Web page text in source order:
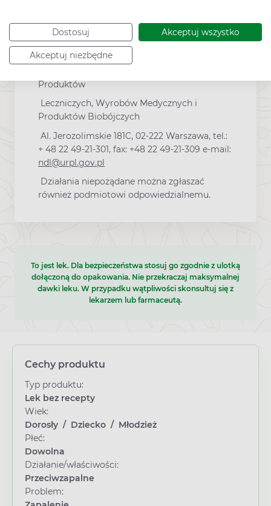
Dostosuj Akceptuj wszystko
Akceptuj niezbędne
podejrzewane działania niepożądane za
pośrednictwem Departamentu
Monitorowania Niepożądanych Działań
Produktów
Leczniczych, Wyrobów Medycznych i
Produktów Biobójczych
Al. Jerozolimskie 181C, 02-222 Warszawa, tel.:
+ 48 22 49-21-301, fax: +48 22 49-21-309 e-mail:
ndl@urpl.gov.pl
Działania niepożądane można zgłaszać
również podmiotowi odpowiedzialnemu.
To jest lek. Dla bezpieczeństwa stosuj go zgodnie z ulotką
dołączoną do opakowania. Nie przekraczaj maksymalnej
dawki leku. W przypadku wątpliwości skonsultuj się z
lekarzem lub farmaceutą.
Cechy produktu
Typ produktu:
Lek bez recepty
Wiek:
Dorosły / Dziecko / Młodzież
Płeć:
Dowolna
Działanie/właściwości:
Przeciwzapalne
Problem: